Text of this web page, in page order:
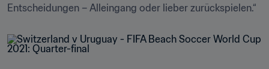
Entscheidungen – Alleingang oder lieber zurückspielen.“